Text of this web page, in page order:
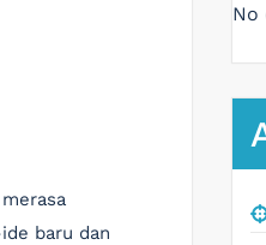
baru dan
No